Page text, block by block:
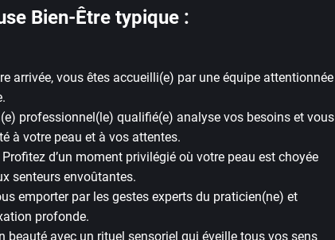
Bien-Être typique :
arrivée, vous êtes accueilli(e) par une équipe attentionnée
professionnel(le) qualifié(e) analyse vos besoins et vous
à votre peau et à vos attentes.
Profitez d’un moment privilégié où votre peau est choyée
senteurs envoûtantes.
emporter par les gestes experts du praticien(ne) et
profonde.
beauté avec un rituel sensoriel qui éveille tous vos sens